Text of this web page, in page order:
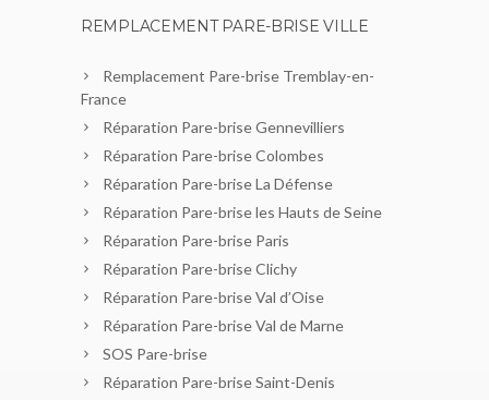
REMPLACEMENT PARE-BRISE VILLE
Remplacement Pare-brise Tremblay-en-
France
Réparation Pare-brise Gennevilliers
Réparation Pare-brise Colombes
Réparation Pare-brise La Défense
Réparation Pare-brise les Hauts de Seine
Réparation Pare-brise Paris
Réparation Pare-brise Clichy
Réparation Pare-brise Val d’Oise
Réparation Pare-brise Val de Marne
SOS Pare-brise
Réparation Pare-brise Saint-Denis